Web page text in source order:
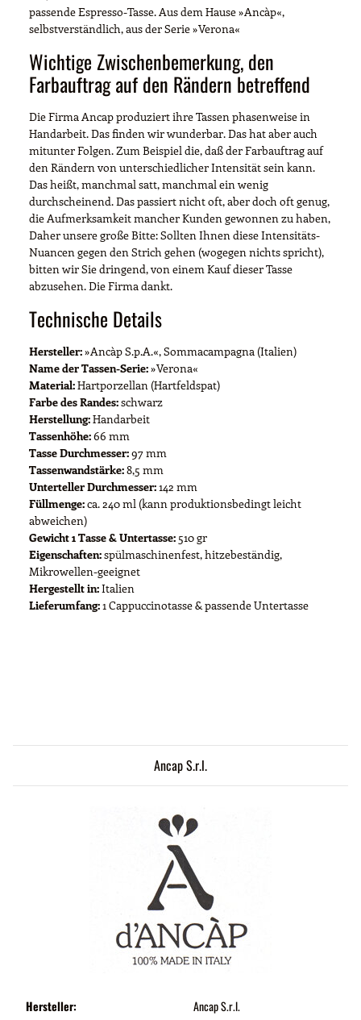
passende Espresso-Tasse. Aus dem Hause »Ancàp«,
selbstverständlich, aus der Serie »Verona«
Wichtige Zwischenbemerkung, den
Farbauftrag auf den Rändern betreffend
Die Firma Ancap produziert ihre Tassen phasenweise in
Handarbeit. Das finden wir wunderbar. Das hat aber auch
mitunter Folgen. Zum Beispiel die, daß der Farbauftrag auf
den Rändern von unterschiedlicher Intensität sein kann.
Das heißt, manchmal satt, manchmal ein wenig
durchscheinend. Das passiert nicht oft, aber doch oft genug,
die Aufmerksamkeit mancher Kunden gewonnen zu haben,
Daher unsere große Bitte: Sollten Ihnen diese Intensitäts-
Nuancen gegen den Strich gehen (wogegen nichts spricht),
bitten wir Sie dringend, von einem Kauf dieser Tasse
abzusehen. Die Firma dankt.
Technische Details
Hersteller:»Ancàp S.p.A.«, Sommacampagna (Italien)
Name der Tassen-Serie:»Verona«
Material:Hartporzellan (Hartfeldspat)
Farbe des Randes:schwarz
Herstellung:Handarbeit
Tassenhöhe:66 mm
Tasse Durchmesser:97 mm
Tassenwandstärke:8,5 mm
Unterteller Durchmesser:142 mm
Füllmenge:ca. 240 ml (kann produktionsbedingt leicht
abweichen)
Gewicht 1 Tasse & Untertasse: 510 gr
Eigenschaften:spülmaschinenfest, hitzebeständig,
Mikrowellen-geeignet
Hergestellt in:Italien
Lieferumfang:1 Cappuccinotasse & passende Untertasse
Ancap S.r.l.
Hersteller:
Ancap S.r.l.